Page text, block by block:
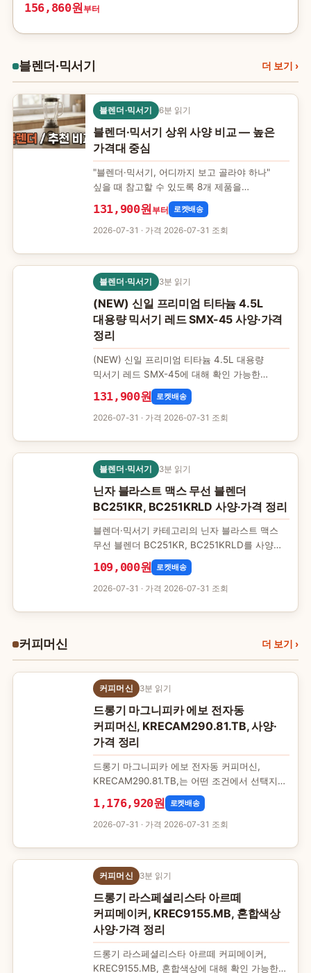
전자레인지 제품 가운데 조회 시점에…
156,860원 부터
블렌더·믹서기 더 보기 ›블
블렌더·믹서기 6분 읽기
블렌더·믹서기 상위 사양 비교 — 높은
가격대 중심
"블렌더·믹서기, 어디까지 보고 골라야 하나"
싶을 때 참고할 수 있도록 8개 제품을
정리했습니다. 판단 기준은 설치 공간과
가격입니다. 어떤…
131,900원 부터 로켓배송
2026-07-31 · 가격 2026-07-31 조회
블렌더·믹서기 3분 읽기
(NEW) 신일 프리미엄 티타늄 4.5L
대용량 믹서기 레드 SMX-45 사양·가격
정리
(NEW) 신일 프리미엄 티타늄 4.5L 대용량
믹서기 레드 SMX-45에 대해 확인 가능한
정보를 한자리에 모았습니다. 사용감이나 후기는
싣지 않고, 공개된 사…
131,900원 로켓배송
2026-07-31 · 가격 2026-07-31 조회
블렌더·믹서기 3분 읽기
닌자 블라스트 맥스 무선 블렌더
BC251KR, BC251KRLD 사양·가격 정리
블렌더·믹서기 카테고리의 닌자 블라스트 맥스
무선 블렌더 BC251KR, BC251KRLD를 사양
중심으로 살펴봅니다. 평점이나 후기 대신, 제품
상세 페이지에서…
109,000원 로켓배송
2026-07-31 · 가격 2026-07-31 조회
커피머신 더 보기 ›커
커피머신 3분 읽기
드롱기 마그니피카 에보 전자동
커피머신, KRECAM290.81.TB, 사양·
가격 정리
드롱기 마그니피카 에보 전자동 커피머신,
KRECAM290.81.TB,는 어떤 조건에서 선택지가
되는지 정리했습니다. 제품 상세 페이지에서
직접 확인할 수 있는…
1,176,920원 로켓배송
2026-07-31 · 가격 2026-07-31 조회
커피머신 3분 읽기
드롱기 라스페셜리스타 아르떼
커피메이커, KREC9155.MB, 혼합색상
사양·가격 정리
드롱기 라스페셜리스타 아르떼 커피메이커,
KREC9155.MB, 혼합색상에 대해 확인 가능한